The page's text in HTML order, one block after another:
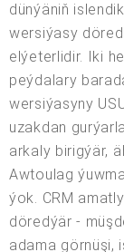
dünýäniň
wersiýasy
elýeterlidir. Iki
peýdalary
wersiýasyny
uzakdan
arkaly birigýär,
Awtoulag
ýok. CRM
döredýär -
adama görnüşi,